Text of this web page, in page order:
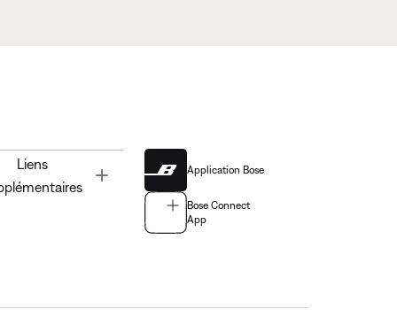
Liens
Application Bose
Bose Connect
App